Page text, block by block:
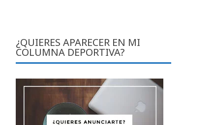
¿QUIERES APARECER EN MI
COLUMNA DEPORTIVA?